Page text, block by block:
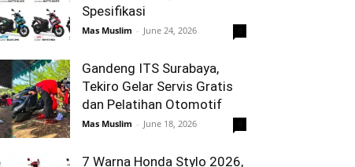
Spesifikasi
Mas Muslim - June 24, 2026
Gandeng ITS Surabaya,
Tekiro Gelar Servis Gratis
dan Pelatihan Otomotif
Mas Muslim - June 18, 2026
7 Warna Honda Stylo 2026,